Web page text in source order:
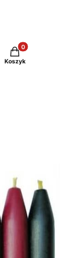
Produkty w
Koszyk